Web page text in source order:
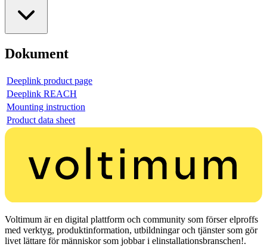
Dokument
Deeplink product page
Deeplink REACH
Mounting instruction
Product data sheet
Voltimum är en digital plattform och community som förser elproffs
med verktyg, produktinformation, utbildningar och tjänster som gör
livet lättare för människor som jobbar i elinstallationsbranschen!.